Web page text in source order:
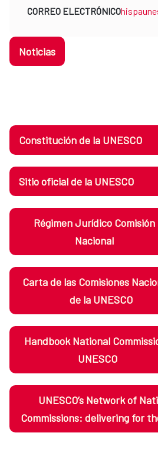
CORREO ELECTRÓNICO
Noticias
Constitución de la UNESCO
Sitio oficial de la UNESCO
Régimen Jurídico Comisión
Nacional
Carta de las Comisiones
de la UNESCO
Handbook National
UNESCO
UNESCO’s Network of
Commissions: delivering for